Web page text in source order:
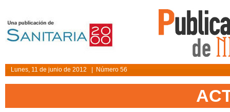
Lunes, 11 de junio de 2012 | Número 56